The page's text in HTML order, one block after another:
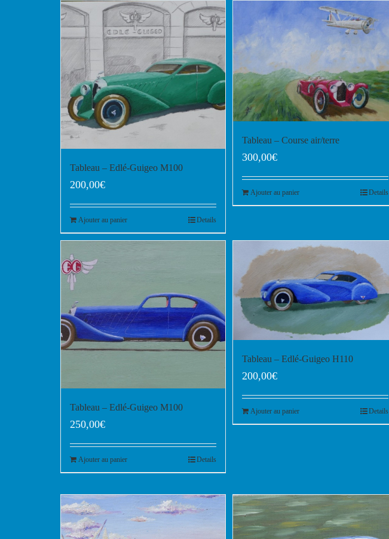
Tableau – Edlé-Guigeo M100
200,00€
Ajouter au panier Details
Tableau – Course air/terre
300,00€
Ajouter au panier Details
Tableau – Edlé-Guigeo M100
250,00€
Ajouter au panier Details
Tableau – Edlé-Guigeo H110
200,00€
Ajouter au panier Details